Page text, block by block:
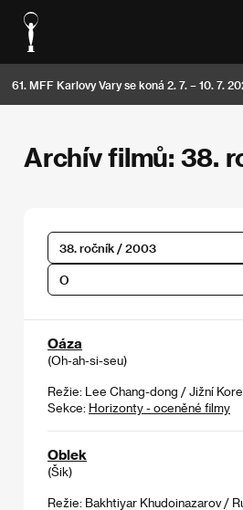
61. MFF Karlovy Vary se koná 2. 7. – 10. 7.
Archív filmů: 38.
38. ročník / 2003
O
Oáza
(Oh-ah-si-seu)
Režie: Lee Chang-dong / Jižní
Sekce: Horizonty - oceněné filmy
Oblek
(Šik)
Režie: Bakhtiyar Khudoinazarov /